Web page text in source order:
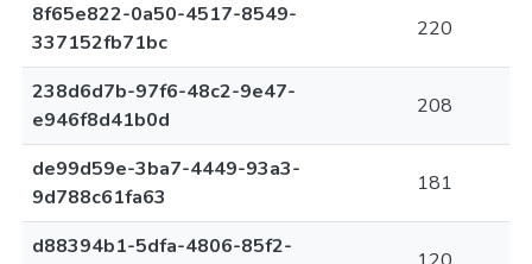
8f65e822-0a50-4517-8549-
337152fb71bc
220
238d6d7b-97f6-48c2-9e47-
e946f8d41b0d
208
de99d59e-3ba7-4449-93a3-
9d788c61fa63
181
d88394b1-5dfa-4806-85f2-